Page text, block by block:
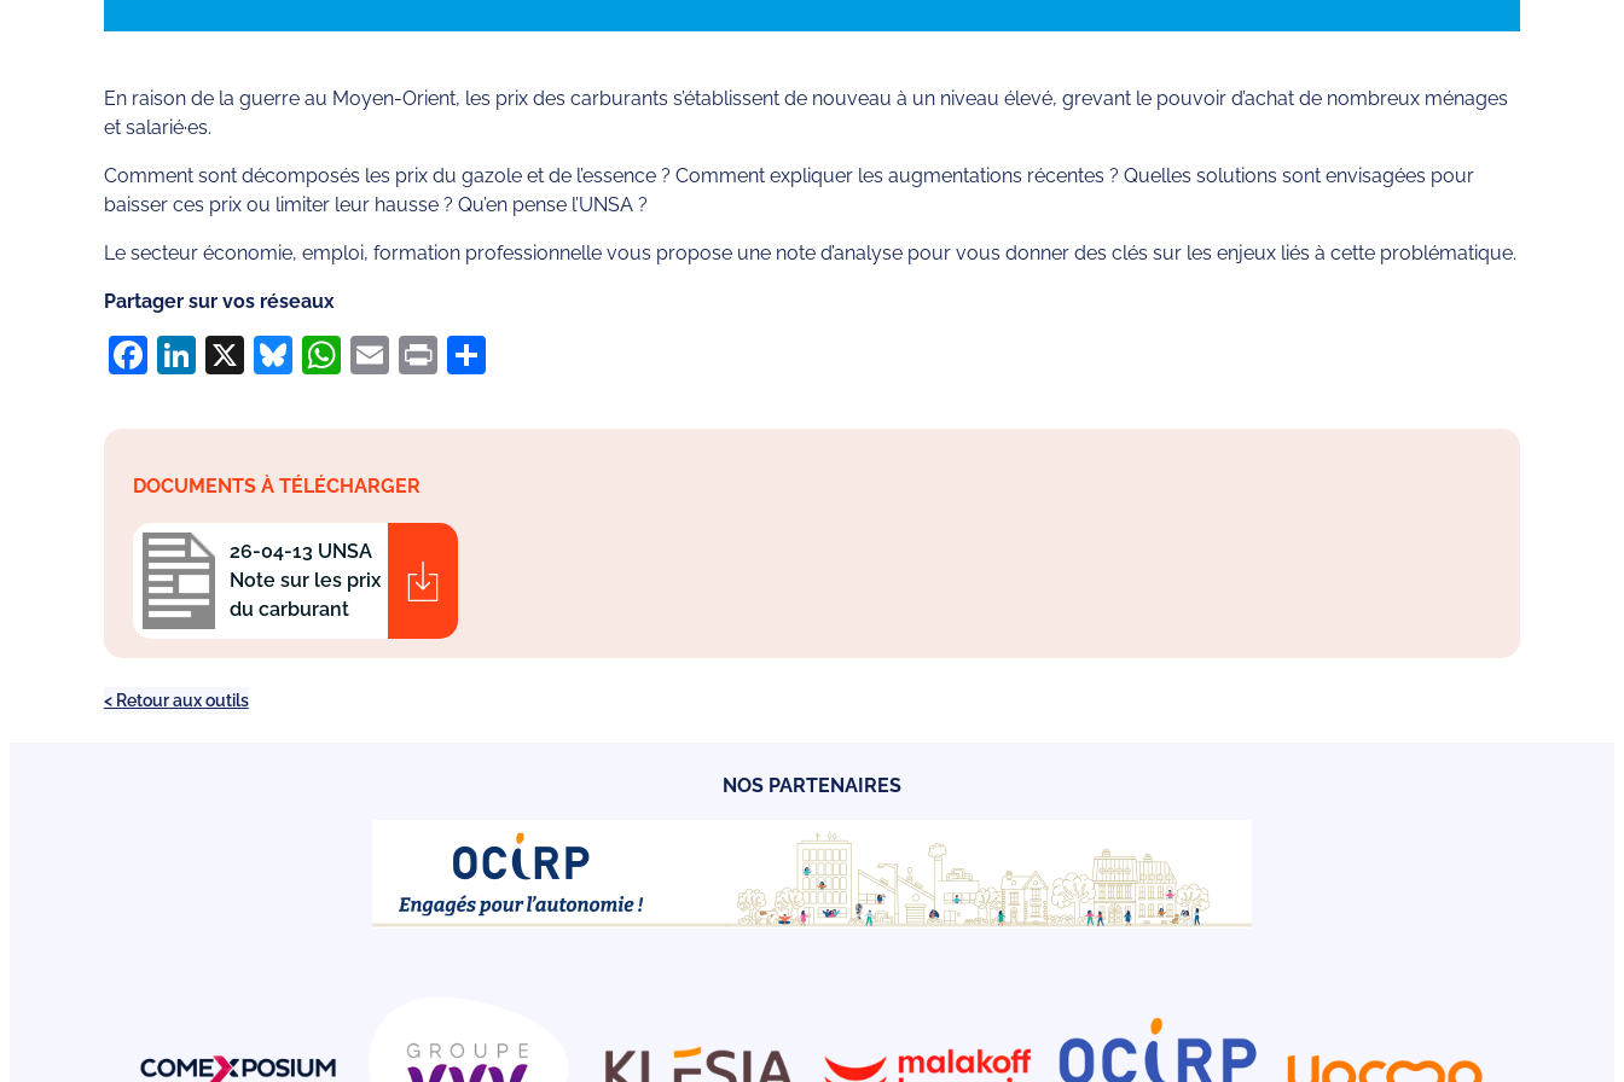
En raison de la guerre au Moyen-Orient, les prix des carburants s’établissent de nouveau à un niveau élevé, grevant le pouvoir d’achat de nombreux ménages
et salarié·es.
Comment sont décomposés les prix du gazole et de l’essence ? Comment expliquer les augmentations récentes ? Quelles solutions sont envisagées pour
baisser ces prix ou limiter leur hausse ? Qu’en pense l’UNSA ?
Le secteur économie, emploi, formation professionnelle vous propose une note d’analyse pour vous donner des clés sur les enjeux liés à cette problématique.
Partager sur vos réseaux
Facebook
LinkedIn
X Bluesky
WhatsApp
Email
PrintPartager
DOCUMENTS À TÉLÉCHARGER
26-04-13 UNSA
Note sur les prix
du carburant
< Retour aux outils
NOS PARTENAIRES